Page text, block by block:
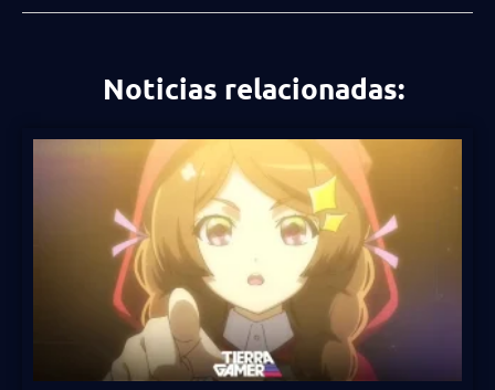
Noticias relacionadas: